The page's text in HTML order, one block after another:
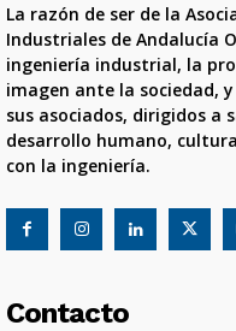
La razón de ser de la
Industriales de Andalucía
ingeniería industrial, la
imagen ante la sociedad,
sus asociados, dirigidos a
desarrollo humano,
con la ingeniería.
Contacto